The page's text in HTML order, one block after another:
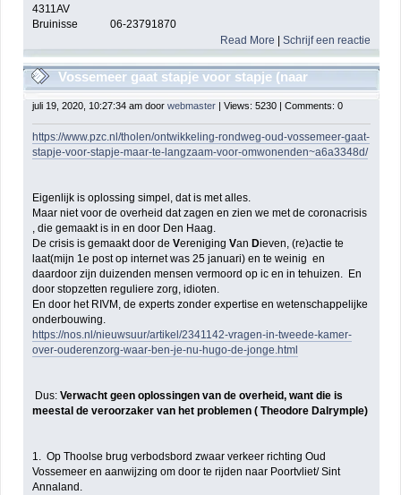
4311AV
Bruinisse 06-23791870
Read More |Schrijf een reactie
Vossemeer gaat stapje voor stapje (naar
rondweg)maar te langzaam voor omwonenden
juli 19, 2020, 10:27:34 am door webmaster| Views: 5230 | Comments: 0
https://www.pzc.nl/tholen/ontwikkeling-rondweg-oud-vossemeer-gaat-
stapje-voor-stapje-maar-te-langzaam-voor-omwonenden~a6a3348d/
Eigenlijk is oplossing simpel, dat is met alles.
Maar niet voor de overheid dat zagen en zien we met de coronacrisis
, die gemaakt is in en door Den Haag.
De crisis is gemaakt door de Vereniging Van Dieven, (re)actie te
laat(mijn 1e post op internet was 25 januari) en te weinig en
daardoor zijn duizenden mensen vermoord op ic en in tehuizen. En
door stopzetten reguliere zorg, idioten.
En door het RIVM, de experts zonder expertise en wetenschappelijke
onderbouwing.
https://nos.nl/nieuwsuur/artikel/2341142-vragen-in-tweede-kamer-
over-ouderenzorg-waar-ben-je-nu-hugo-de-jonge.html
Dus:Verwacht geen oplossingen van de overheid, want die is
meestal de veroorzaker van het problemen ( Theodore Dalrymple)
1. Op Thoolse brug verbodsbord zwaar verkeer richting Oud
Vossemeer en aanwijzing om door te rijden naar Poortvliet/ Sint
Annaland.